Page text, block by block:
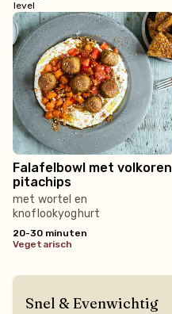
Falafelbowl met volkoren
pitachips
met wortel en
knoflookyoghurt
20-30 minuten
vegetarisch
Snel & Evenwichtig